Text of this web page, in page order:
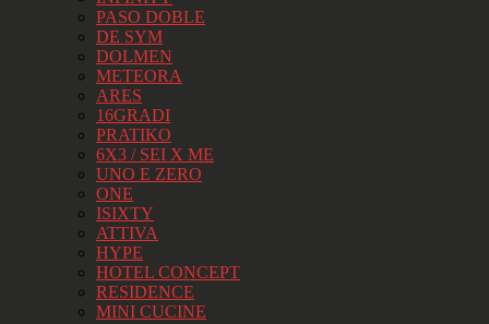
PASO DOBLE
DE SYM
DOLMEN
METEORA
ARES
16GRADI
PRATIKO
6X3 / SEI X ME
UNO E ZERO
ONE
ISIXTY
ATTIVA
HYPE
HOTEL CONCEPT
RESIDENCE
MINI CUCINE